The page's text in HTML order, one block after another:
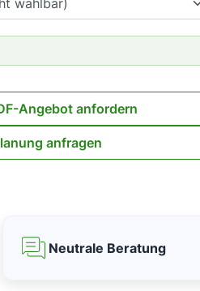
Angebot anfordern
anfragen
Neutrale Beratung